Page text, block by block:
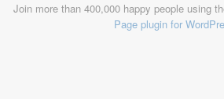
Join more than 400,000 happy people using
Page plugin for